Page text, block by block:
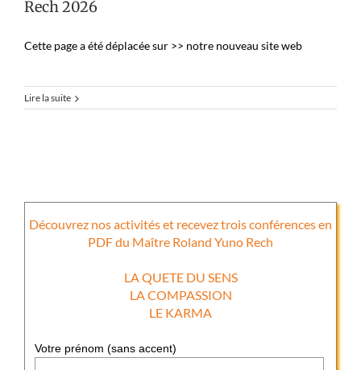
Rech 2026
Cette page a été déplacée sur >> notre nouveau site web
Lire la suite
Découvrez nos activités et recevez trois conférences en
PDF du Maître Roland Yuno Rech
LA QUETE DU SENS
LA COMPASSION
LE KARMA
Votre prénom (sans accent)